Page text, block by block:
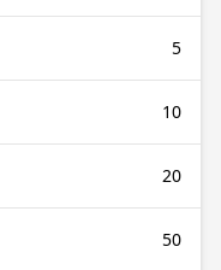
5
10
20
50